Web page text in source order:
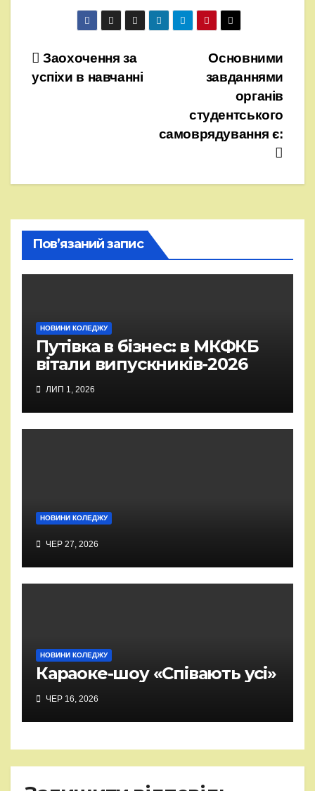
Навігація
записів
Основними
завданнями
органів
студентського
самоврядування є:
Заохочення за
успіхи в навчанні
Пов’язаний запис
НОВИНИ КОЛЕДЖУ
Путівка в бізнес: в МКФКБ
вітали випускників-2026
ЛИП 1, 2026
НОВИНИ КОЛЕДЖУ
ЧЕР 27, 2026
НОВИНИ КОЛЕДЖУ
Караоке-шоу «Співають усі»
ЧЕР 16, 2026